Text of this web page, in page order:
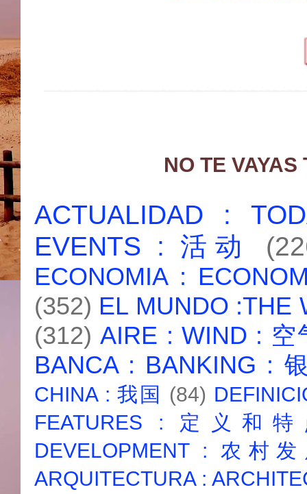
NO TE
ACTUALIDAD :
EVENTS : 活动
ECONOMIA :
(352) EL MUNDO :THE
(312) AIRE : WIND : 空
BANCA : BANKING :
CHINA : 我国 (84)
FEATURES : 定义和
DEVELOPMENT : 农村
ARQUITECTURA :